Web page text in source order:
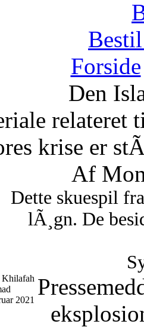
Forside
Den
relateret
krise er
Af
Dette skuespil
lÃ¸gn. De
Khilafah
2021